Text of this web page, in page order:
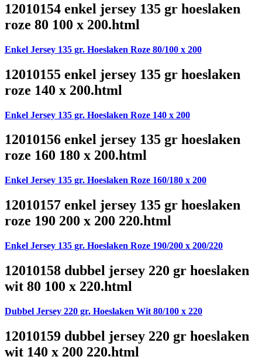
12010154 enkel jersey 135 gr hoeslaken
roze 80 100 x 200.html
Enkel Jersey 135 gr. Hoeslaken Roze 80/100 x 200
12010155 enkel jersey 135 gr hoeslaken
roze 140 x 200.html
Enkel Jersey 135 gr. Hoeslaken Roze 140 x 200
12010156 enkel jersey 135 gr hoeslaken
roze 160 180 x 200.html
Enkel Jersey 135 gr. Hoeslaken Roze 160/180 x 200
12010157 enkel jersey 135 gr hoeslaken
roze 190 200 x 200 220.html
Enkel Jersey 135 gr. Hoeslaken Roze 190/200 x 200/220
12010158 dubbel jersey 220 gr hoeslaken
wit 80 100 x 220.html
Dubbel Jersey 220 gr. Hoeslaken Wit 80/100 x 220
12010159 dubbel jersey 220 gr hoeslaken
wit 140 x 200 220.html